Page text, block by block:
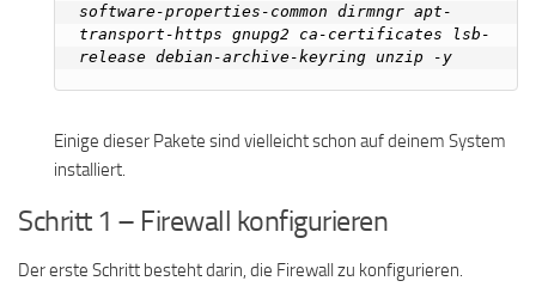
software-properties-common dirmngr apt-
transport-https gnupg2 ca-certificates lsb-
Einige dieser Pakete sind vielleicht schon auf deinem System
installiert.
Schritt 1 – Firewall konfigurieren
Der erste Schritt besteht darin, die Firewall zu konfigurieren.